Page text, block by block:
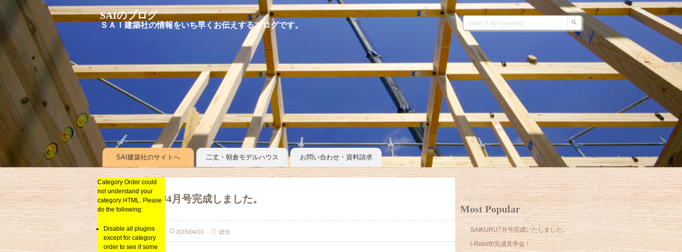
SAIのブログ
ＳＡＩ建築社の情報をいち早く お伝えするブログです。
SAI建築社のサイトへ 二丈・朝倉モデルハウス お問い合わせ・資料請求
SAIKURU4月号完成しました。
sai_kenchiku 2015/04/10 総合
Most Popular
SAIKURU7月号完成いたしました。
i-Rebirth完成見学会！
Category Order could
not understand your
category HTML. Please
do the following:
Disable all plugins
except for category
order to see if some
イベントキャンペーン
リノベーション
新築
総合